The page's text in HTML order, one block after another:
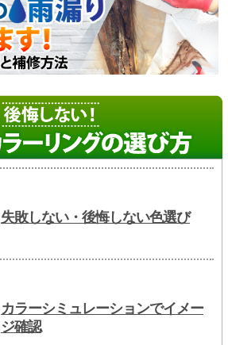
失敗しない・後悔しない色選び
カラーシミュレーションでイメー
ジ確認